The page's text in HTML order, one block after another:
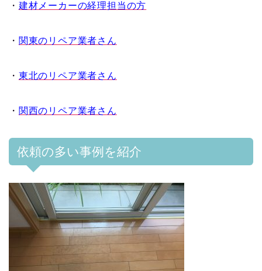
・ 建材メーカーの経理担当の方
・ 関東のリペア業者さん
・ 東北のリペア業者さん
・ 関西のリペア業者さん
依頼の多い事例を紹介